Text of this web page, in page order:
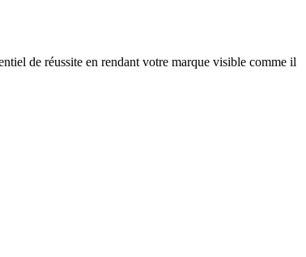
de réussite en rendant votre marque visible comme il